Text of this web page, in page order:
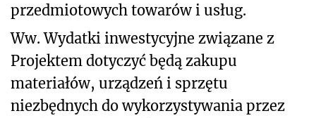
przedmiotowych towarów i usług.
Ww. Wydatki inwestycyjne związane z
Projektem dotyczyć będą zakupu
materiałów, urządzeń i sprzętu
niezbędnych do wykorzystywania przez